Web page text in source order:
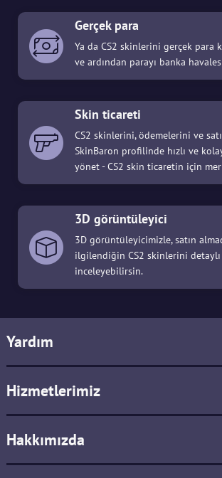
Gerçek para
Ya da CS2 skinlerini gerçek para
ve ardından parayı banka
Skin ticareti
CS2 skinlerini, ödemelerini ve
SkinBaron profilinde hızlı ve
yönet - CS2 skin ticaretin için
3D görüntüleyici
3D görüntüleyicimizle, satın
ilgilendiğin CS2 skinlerini
inceleyebilirsin.
Yardım
Hizmetlerimiz
Hakkımızda